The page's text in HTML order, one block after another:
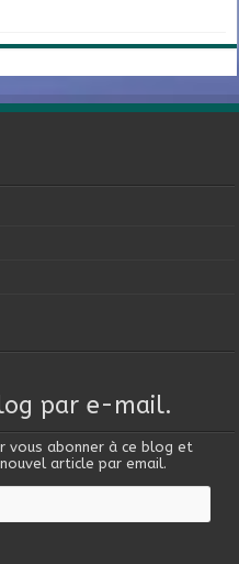
par e-mail.
vous abonner à ce blog et
article par email.